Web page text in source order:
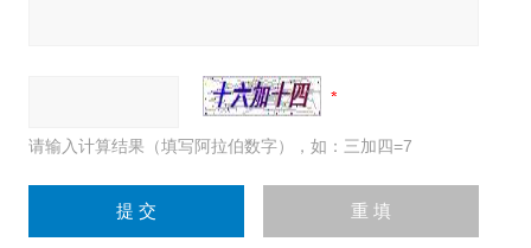
请输入计算结果（填写阿拉伯数字），如：三加四=7